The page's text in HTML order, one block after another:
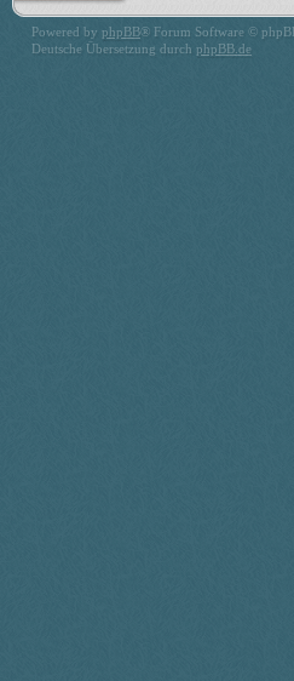
Powered by phpBB® Forum Software ©
Deutsche Übersetzung durch phpBB.de